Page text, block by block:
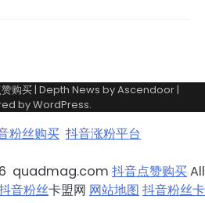
购买| Depth News byAscendoor|
byWordPress.
粉丝购买 抖音涨粉平台
quadmag.com 抖音点赞购买All
音粉丝卡盟网 网站地图 抖音粉丝卡